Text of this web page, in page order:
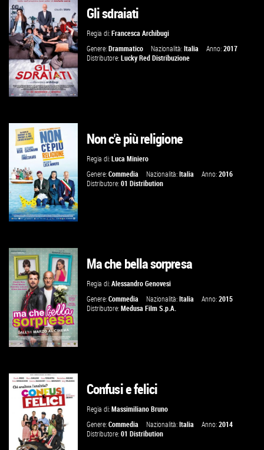
GUARDA IL TRAILER
VAI ALLA SCHEDA
GUARDA IL TRAILER
VAI ALLA SCHEDA
Gli sdraiati
Regia di:Francesca Archibugi
Genere:Drammatico Nazionalità:Italia Anno:2017
Distributore:Lucky Red Distribuzione
GUARDA IL TRAILER
VAI ALLA SCHEDA
Non c'è più religione
Regia di:Luca Miniero
Genere:Commedia Nazionalità:Italia Anno:2016
Distributore:01 Distribution
GUARDA IL TRAILER
VAI ALLA SCHEDA
Ma che bella sorpresa
Regia di:Alessandro Genovesi
Genere:Commedia Nazionalità:Italia Anno:2015
Distributore:Medusa Film S.p.A.
Confusi e felici
Regia di:Massimiliano Bruno
Genere:Commedia Nazionalità:Italia Anno:2014
Distributore:01 Distribution